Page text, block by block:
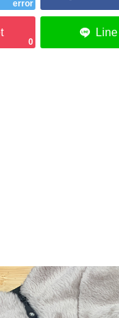
error
0